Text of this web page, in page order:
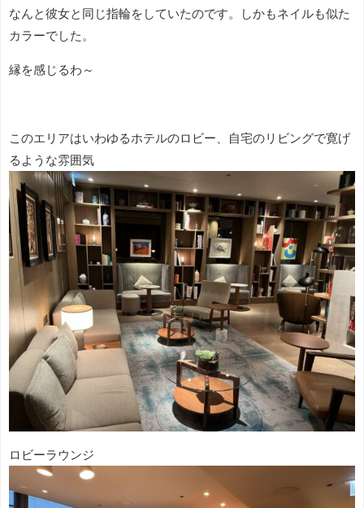
なんと彼女と同じ指輪をしていたのです。しかもネイルも似た
カラーでした。
縁を感じるわ～
このエリアはいわゆるホテルのロビー、自宅のリビングで寛げ
るような雰囲気
ロビーラウンジ